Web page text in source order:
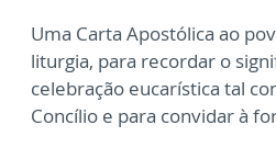
Uma Carta Apostólica ao
liturgia, para recordar o
celebração eucarística tal
Concílio e para convidar à